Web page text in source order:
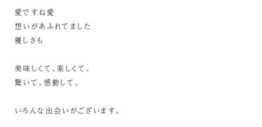
愛ですね愛
想いがあふれてました
優しさも
美味しくて、楽しくて、
驚いて、感動して。
いろんな出会いがございます。